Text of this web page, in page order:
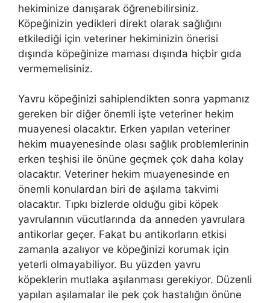
hekiminize danışarak öğrenebilirsiniz.
Köpeğinizin yedikleri direkt olarak sağlığını
etkilediği için veteriner hekiminizin önerisi
dışında köpeğinize maması dışında hiçbir gıda
vermemelisiniz.
Yavru köpeğinizi sahiplendikten sonra yapmanız
gereken bir diğer önemli işte veteriner hekim
muayenesi olacaktır. Erken yapılan veteriner
hekim muayenesinde olası sağlık problemlerinin
erken teşhisi ile önüne geçmek çok daha kolay
olacaktır. Veteriner hekim muayenesinde en
önemli konulardan biri de aşılama takvimi
olacaktır. Tıpkı bizlerde olduğu gibi köpek
yavrularının vücutlarında da anneden yavrulara
antikorlar geçer. Fakat bu antikorların etkisi
zamanla azalıyor ve köpeğinizi korumak için
yeterli olmayabiliyor. Bu yüzden yavru
köpeklerin mutlaka aşılanması gerekiyor. Düzenli
yapılan aşılamalar ile pek çok hastalığın önüne